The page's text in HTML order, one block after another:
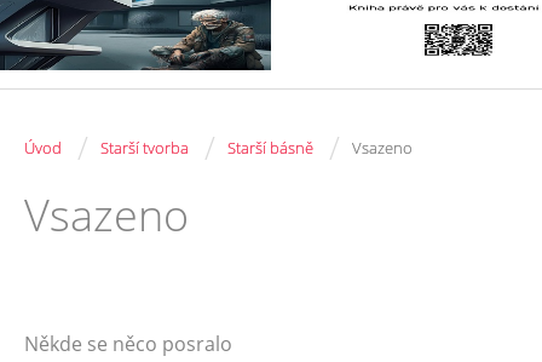
Úvod / Starší tvorba / Starší básně / Vsazeno
Vsazeno
Někde se něco posralo